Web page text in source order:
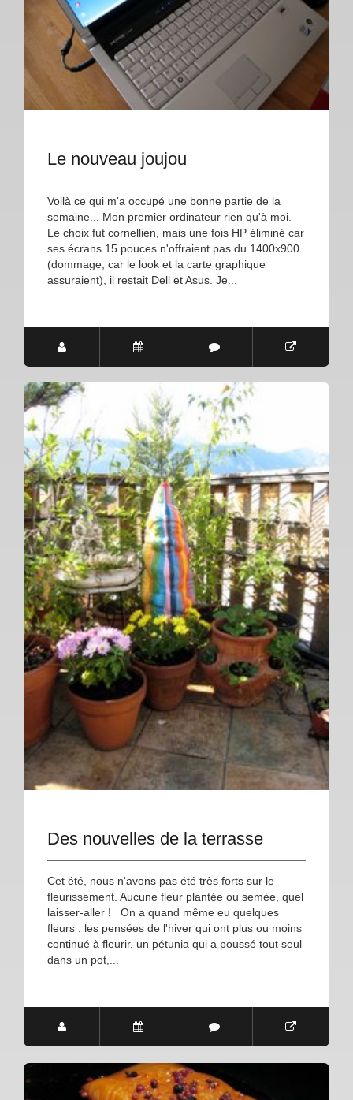
Le nouveau joujou
Voilà ce qui m'a occupé une bonne partie de la
semaine... Mon premier ordinateur rien qu'à moi.
Le choix fut cornellien, mais une fois HP éliminé car
ses écrans 15 pouces n'offraient pas du 1400x900
(dommage, car le look et la carte graphique
assuraient), il restait Dell et Asus. Je...
Des nouvelles de la terrasse
Cet été, nous n'avons pas été très forts sur le
fleurissement. Aucune fleur plantée ou semée, quel
laisser-aller ! On a quand même eu quelques
fleurs : les pensées de l'hiver qui ont plus ou moins
continué à fleurir, un pétunia qui a poussé tout seul
dans un pot,...